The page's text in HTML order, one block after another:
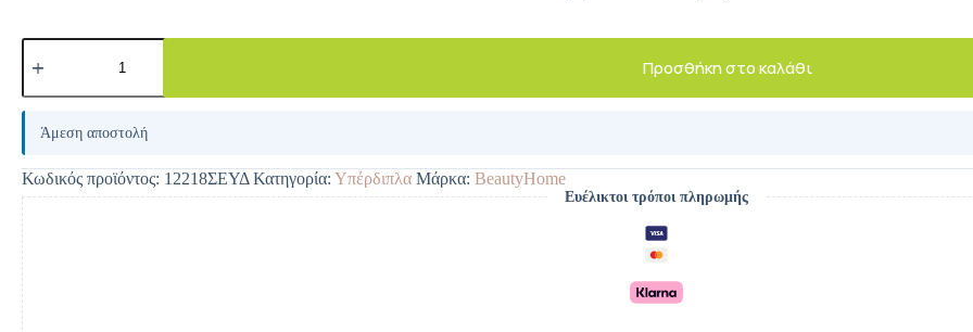
Προσθήκη στο καλάθι
A
e
r
n
a
t
i
v
e
:
Άμεση αποστολή
Κωδικός προϊόντος: 12218ΣΕΥΔ Κατηγορία: Υπέρδιπλα Μάρκα: BeautyHome
Ευέλικτοι τρόποι πληρωμής